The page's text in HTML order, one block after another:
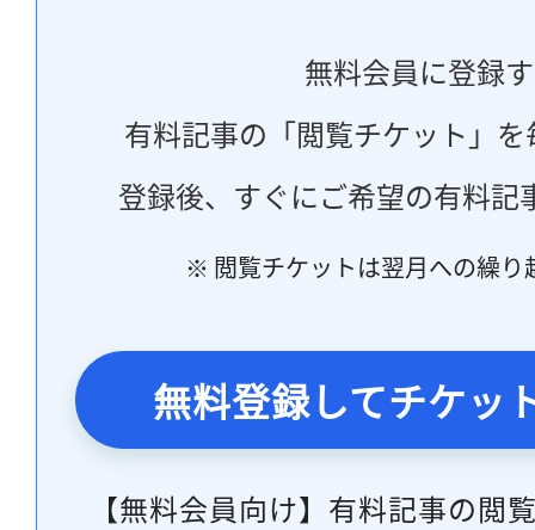
無料会員に登録
有料記事の「閲覧チケット」
登録後、すぐにご希望の有料記
※ 閲覧チケットは翌月への繰り
無料登録してチケッ
【無料会員向け】有料記事の閲